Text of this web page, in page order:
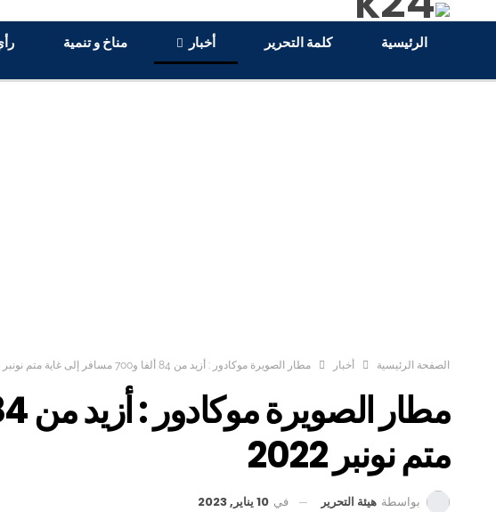
الرئيسية كلمة التحرير أخبار مناخ و تنمية
الصفحة الرئيسية أخبار مطار الصويرة موكادور : أزيد من 84 ألفا و700 مسافر إلى غاية متم نونبر 2022
متم نونبر 2022
بواسطة هيئة التحرير في 10 يناير, 2023